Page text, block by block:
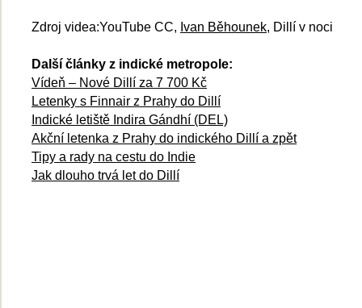
Zdroj videa:YouTube CC, Ivan Běhounek, Dillí v noci
Další články z indické metropole:
Vídeň – Nové Dillí za 7 700 Kč
Letenky s Finnair z Prahy do Dillí
Indické letiště Indira Gándhí (DEL)
Akční letenka z Prahy do indického Dillí a zpět
Tipy a rady na cestu do Indie
Jak dlouho trvá let do Dillí